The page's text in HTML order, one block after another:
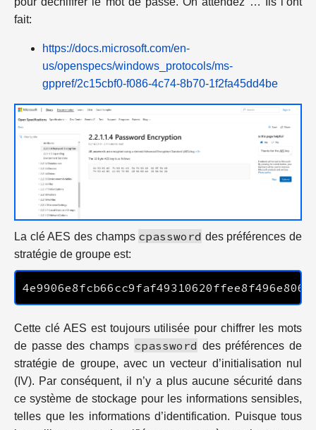
fait:
https://docs.microsoft.com/en-
us/openspecs/windows_protocols/ms-
gppref/2c15cbf0-f086-4c74-8b70-1f2fa45dd4be
La clé AES des champs cpassword des préférences de
stratégie de groupe est:
Cette clé AES est toujours utilisée pour chiffrer les mots
de passe des champs cpassword des préférences de
stratégie de groupe, avec un vecteur d’initialisation nul
(IV). Par conséquent, il n’y a plus aucune sécurité dans
ce système de stockage pour les informations sensibles,
telles que les informations d’identification. Puisque tous